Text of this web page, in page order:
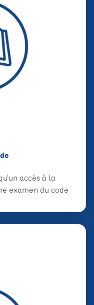
accès à la
examen du code